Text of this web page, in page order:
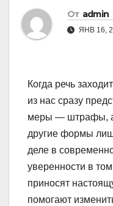
От admin
ЯНВ 16,
Когда речь
из нас сразу
меры — штрафы,
другие формы
деле в
уверенности в
приносят
помогают